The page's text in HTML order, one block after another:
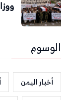
الوسوم
أخبار اليمن